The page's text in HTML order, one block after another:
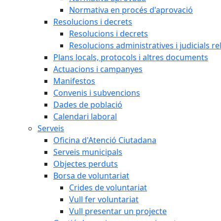
Normativa en procés d'aprovació
Resolucions i decrets
Resolucions i decrets
Resolucions administratives i judicials
Plans locals, protocols i altres documents
Actuacions i campanyes
Manifestos
Convenis i subvencions
Dades de població
Calendari laboral
Serveis
Oficina d'Atenció Ciutadana
Serveis municipals
Objectes perduts
Borsa de voluntariat
Crides de voluntariat
Vull fer voluntariat
Vull presentar un projecte